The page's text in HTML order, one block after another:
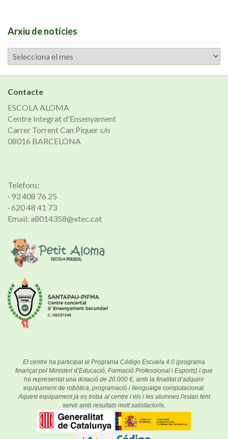
Arxiu de notícies
Arxiu
de
notícies
Contacte
ESCOLA ALOMA
Centre Integrat d'Ensenyament
Carrer Torrent Can Piquer s/n
08016 BARCELONA
Telèfons:
· 93 408 76 25
· 620 48 41 73
Email: a8014358@xtec.cat
El centre ha participat al Programa Código Escuela 4.0 (programa
finançat pel Ministeri d’Educació, Formació Professional i Esports) i que
ha representat una dotació de 20.000 €, amb la finalitat d’adquirir
equipament de robòtica, programació i llenguatge computacional.
Aquest equipament ja es troba al centre i els i les alumnes l'estan fent
servir amb resultats molt satisfactoris.